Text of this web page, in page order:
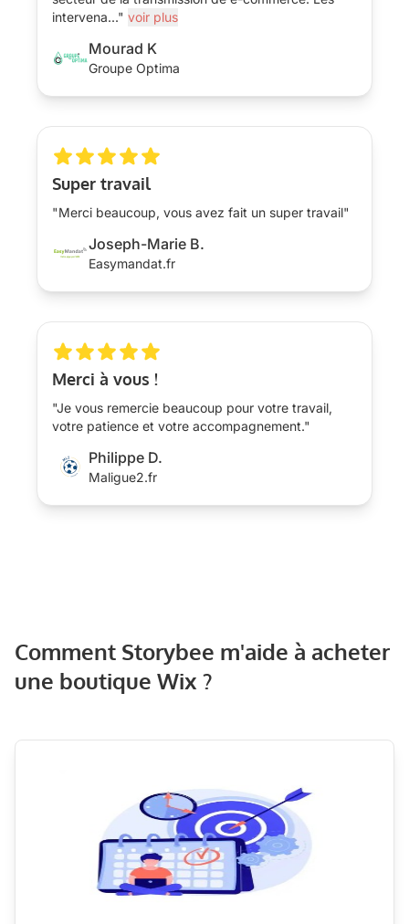
intervena..." voir plus
Mourad K
Groupe Optima
Super travail
"Merci beaucoup, vous avez fait un super travail"
Joseph-Marie B.
Easymandat.fr
Merci à vous !
"Je vous remercie beaucoup pour votre travail,
votre patience et votre accompagnement."
Philippe D.
Maligue2.fr
Comment Storybee m'aide à acheter
une boutique Wix ?